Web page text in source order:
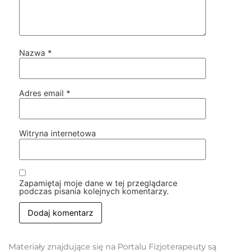
Nazwa *
Adres email *
Witryna internetowa
Zapamiętaj moje dane w tej przeglądarce
podczas pisania kolejnych komentarzy.
Materiały znajdujące się na Portalu Fizjoterapeuty są